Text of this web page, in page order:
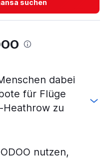
City
Stansted
On Sea
Luton
Stansted
London Stansted
Heathrow
suchen
dabei
für Flüge
Heathrow zu
nutzen,